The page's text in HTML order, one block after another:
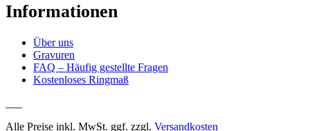
Informationen
Über uns
Gravuren
FAQ – Häufig gestellte Fragen
Kostenloses Ringmaß
Alle Preise inkl. MwSt. ggf. zzgl. Versandkosten